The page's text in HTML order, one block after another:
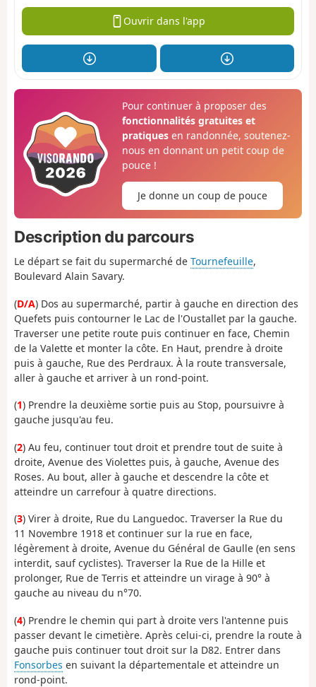
Ouvrir dans l'app
Pour continuer à proposer des
fonctionnalités gratuites et
pratiquesen randonnée, soutenez-
nous en donnant un petit coup de
pouce !
Je donne un coup de pouce
Description du parcours
Le départ se fait du supermarché de Tournefeuille,
Boulevard Alain Savary.
(D/A) Dos au supermarché, partir à gauche en direction des
Quefets puis contourner le Lac de l'Oustallet par la gauche.
Traverser une petite route puis continuer en face, Chemin
de la Valette et monter la côte. En Haut, prendre à droite
puis à gauche, Rue des Perdraux. À la route transversale,
aller à gauche et arriver à un rond-point.
(1) Prendre la deuxième sortie puis au Stop, poursuivre à
gauche jusqu'au feu.
(2) Au feu, continuer tout droit et prendre tout de suite à
droite, Avenue des Violettes puis, à gauche, Avenue des
Roses. Au bout, aller à gauche et descendre la côte et
atteindre un carrefour à quatre directions.
(3) Virer à droite, Rue du Languedoc. Traverser la Rue du
11 Novembre 1918 et continuer sur la rue en face,
légèrement à droite, Avenue du Général de Gaulle (en sens
interdit, sauf cyclistes). Traverser la Rue de la Hille et
prolonger, Rue de Terris et atteindre un virage à 90° à
gauche au niveau du n°70.
(4) Prendre le chemin qui part à droite vers l'antenne puis
passer devant le cimetière. Après celui-ci, prendre la route à
gauche puis continuer tout droit sur la D82. Entrer dans
Fonsorbes en suivant la départementale et atteindre un
rond-point.